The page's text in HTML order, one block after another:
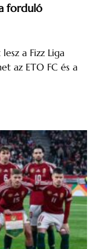
forduló
a Fizz Liga
az ETO FC és a